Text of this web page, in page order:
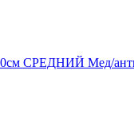
30см СРЕДНИЙ Мед/